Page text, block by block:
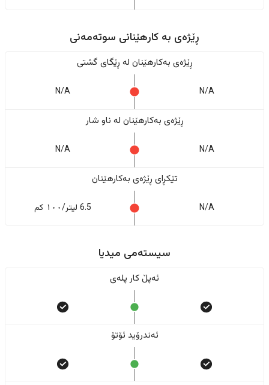
ڕێژەى به کارهێنانی سوتەمەنی
ڕێژەى بەکارهێنان له ڕێگای گشتی
N/A
N/A
ڕێژەى بەکارهێنان له ناو شار
N/A
N/A
تێکڕای ڕێژەى بەکارهێنان
N/A 6.5 لیتر/١٠٠ کم
سیستەمی میدیا
ئەپڵ کار پلەی
ئەندرۆید ئۆتۆ